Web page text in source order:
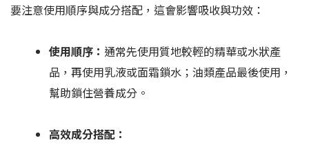
要注意使用順序與成分搭配，這會影響吸收與功效：
使用順序： 通常先使用質地較輕的精華或水狀產
品，再使用乳液或面霜鎖水；油類產品最後使用，
幫助鎖住營養成分。
高效成分搭配：